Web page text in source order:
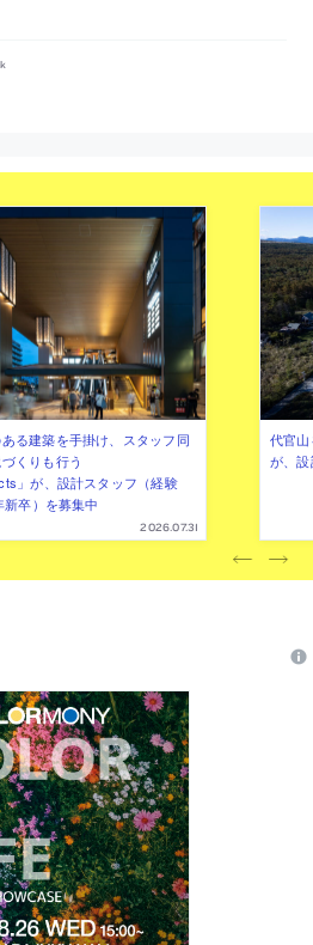
る建築を手掛け、スタッフ同
くりも行う
」が、設計スタッフ（経験
卒）を募集中
2026.07.31
代官
が、